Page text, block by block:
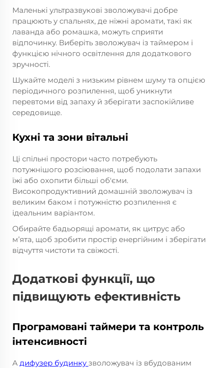
Маленькі ультразвукові зволожувачі добре
працюють у спальнях, де ніжні аромати, такі як
лаванда або ромашка, можуть сприяти
відпочинку. Виберіть зволожувач із таймером і
функцією нічного освітлення для додаткового
зручності.
Шукайте моделі з низьким рівнем шуму та опцією
періодичного розпилення, щоб уникнути
перевтоми від запаху й зберігати заспокійливе
середовище.
Кухні та зони вітальні
Ці спільні простори часто потребують
потужнішого розсіювання, щоб подолати запахи
їжі або охопити більші об'єми.
Високопродуктивний домашній зволожувач із
великим баком і потужністю розпилення є
ідеальним варіантом.
Обирайте бадьорящі аромати, як цитрус або
м’ята, щоб зробити простір енергійним і зберігати
відчуття чистоти та свіжості.
Додаткові функції, що
підвищують ефективність
Програмовані таймери та контроль
інтенсивності
А дифузер будинку зволожувач із вбудованим